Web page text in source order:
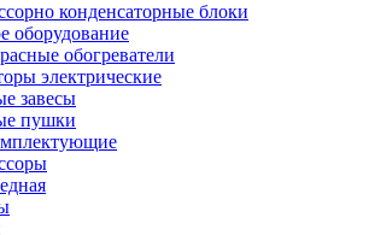
конденсаторные блоки
оборудование
обогреватели
электрические
завесы
пушки